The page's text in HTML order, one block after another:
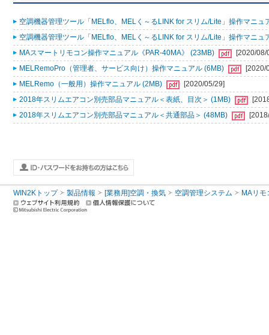
空調機器管理ツール「MELflo、MELく～るLINK for スリム/Lite」操作マニュ
空調機器管理ツール「MELflo、MELく～るLINK for スリム/Lite」操作マニュ
MAスマートリモコン操作マニュアル《PAR-40MA》 (23MB)
[2020/08/
MELRemoPro（管理者、サービス向け）操作マニュアル (6MB)
[2020/
MELRemo（一般用）操作マニュアル (2MB)
[2020/05/29]
2018年スリムエアコン別売部品マニュアル＜表紙、目次＞ (1MB)
2018年スリムエアコン別売部品マニュアル＜共通部品＞ (48MB)
WIN2Kトップ 製品情報 [業務用]空調・換気 空調管理システム MAリモ